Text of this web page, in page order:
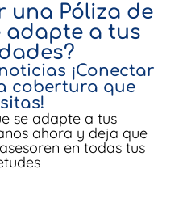
una Póliza de
adapte a tus
¡Conectar
cobertura que
se adapte a tus
ahora y deja que
en todas tus